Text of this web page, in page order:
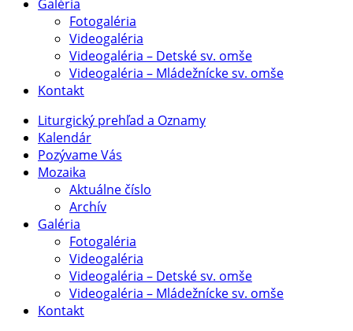
Galéria
Fotogaléria
Videogaléria
Videogaléria – Detské sv. omše
Videogaléria – Mládežnícke sv. omše
Kontakt
Liturgický prehľad a Oznamy
Kalendár
Pozývame Vás
Mozaika
Aktuálne číslo
Archív
Galéria
Fotogaléria
Videogaléria
Videogaléria – Detské sv. omše
Videogaléria – Mládežnícke sv. omše
Kontakt